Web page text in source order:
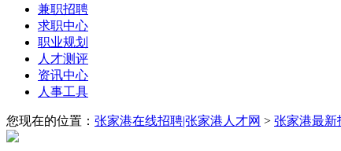
兼职招聘
求职中心
职业规划
人才测评
资讯中心
人事工具
您现在的位置： 张家港在线招聘|张家港人才网 > 张家港最新